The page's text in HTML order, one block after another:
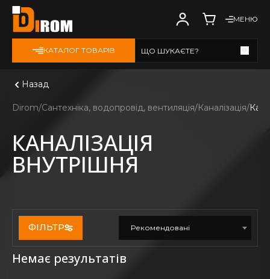
МЕНЮ
КАТАЛОГ ТОВАРІВ ЩО ШУКАЄТЕ?
Назад
Dirom Сантехніка, водопровід, вентиляція Каналізація
КАНАЛІЗАЦІЯ
ВНУТРІШНЯ
ФІЛЬТР Рекомендовані
Немає результатів